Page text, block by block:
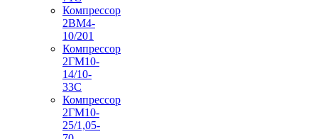
Компрессор
2ВМ4-
10/201
Компрессор
2ГМ10-
14/10-
33С
Компрессор
2ГМ10-
25/1,05-